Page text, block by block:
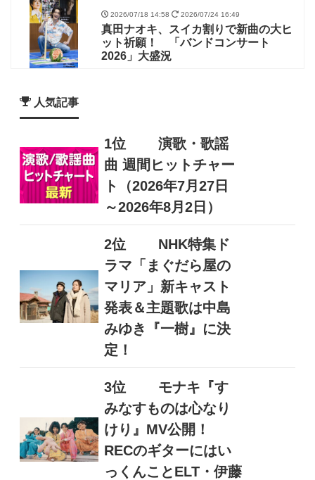
2026/07/18 14:58 2026/07/24 16:49
真田ナオキ、スイカ割りで新曲の大ヒ
ット祈願！ 「バンドコンサート
2026」大盛況
人気記事
1位
演歌・歌謡
曲 週間ヒットチャー
ト（2026年7月27日
～2026年8月2日）
2位
NHK特集ド
ラマ「まぐだら屋の
マリア」新キャスト
発表＆主題歌は中島
みゆき『一樹』に決
定！
3位
モナキ『す
みなすものは心なり
けり』MV公開！
RECのギターにはい
っくんことELT・伊藤